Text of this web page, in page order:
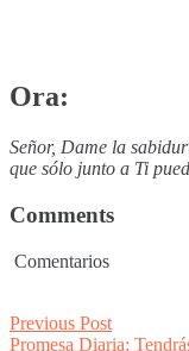
Ora:
Señor, Dame la
que sólo junto a Ti
Comments
Comentarios
Post
Previous PostPrevious
post:
Promesa Diaria: